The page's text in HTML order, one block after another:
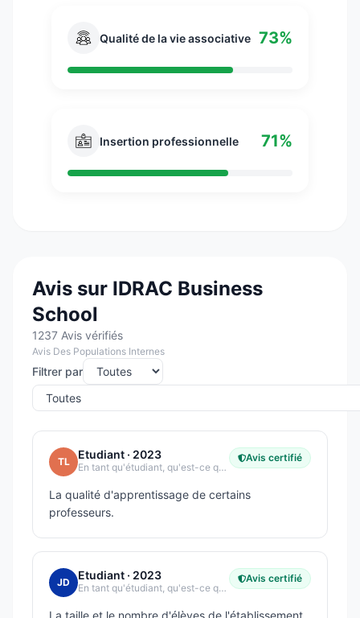
Qualité de la vie associative 73%
Insertion professionnelle 71%
Avis sur IDRAC Business
School
1237 Avis vérifiés
Avis Des Populations Internes
Filtrer par
TL
Etudiant · 2023
En tant qu'étudiant, qu'est-ce qui vous plaît le plus dans votre école ?
Avis certifié
La qualité d'apprentissage de certains
professeurs.
JD
Etudiant · 2023
En tant qu'étudiant, qu'est-ce qui vous plaît le plus dans votre école ?
Avis certifié
La taille et le nombre d'élèves de l'établissement.